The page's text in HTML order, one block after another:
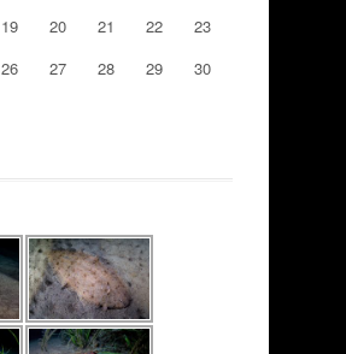
19 20 21 22
23
26 27 28 29
30